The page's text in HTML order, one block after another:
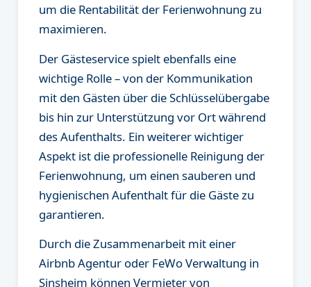
um die Rentabilität der Ferienwohnung zu
maximieren.
Der Gästeservice spielt ebenfalls eine
wichtige Rolle – von der Kommunikation
mit den Gästen über die Schlüsselübergabe
bis hin zur Unterstützung vor Ort während
des Aufenthalts. Ein weiterer wichtiger
Aspekt ist die professionelle Reinigung der
Ferienwohnung, um einen sauberen und
hygienischen Aufenthalt für die Gäste zu
garantieren.
Durch die Zusammenarbeit mit einer
Airbnb Agentur oder FeWo Verwaltung in
Sinsheim können Vermieter von